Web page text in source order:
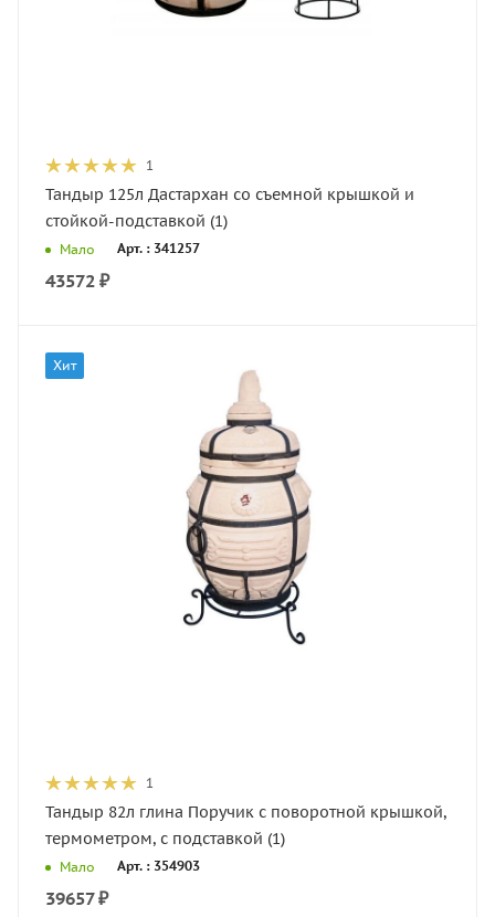
1
Тандыр 125л Дастархан со съемной крышкой и
стойкой-подставкой (1)
Мало Арт. : 341257
43572 ₽
Хит
1
Тандыр 82л глина Поручик с поворотной крышкой,
термометром, с подставкой (1)
Мало Арт. : 354903
39657₽